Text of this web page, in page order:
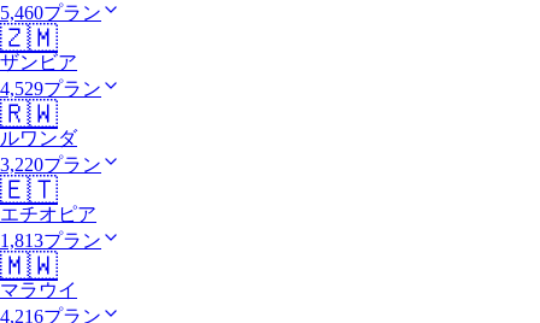
5,460プラン
🇿🇲
ザンビア
4,529プラン
🇷🇼
ルワンダ
3,220プラン
🇪🇹
エチオピア
1,813プラン
🇲🇼
マラウイ
4,216プラン